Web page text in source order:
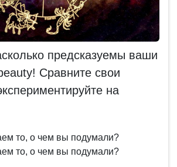
предсказуемы ваши
Сравните свои
на
то, о чем вы подумали?
то, о чем вы подумали?